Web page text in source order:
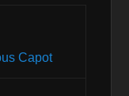
Capot